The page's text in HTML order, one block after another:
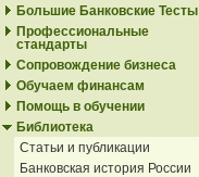
Большие Банковские Тесты
Профессиональные
стандарты
Сопровождение бизнеса
Обучаем финансам
Помощь в обучении
Библиотека
Статьи и публикации
Банковская история России